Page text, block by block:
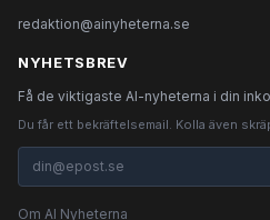
redaktion@ainyheterna.se
NYHETSBREV
Få de viktigaste AI-nyheterna i din
Du får ett bekräftelsemail. Kolla även
Om AI Nyheterna